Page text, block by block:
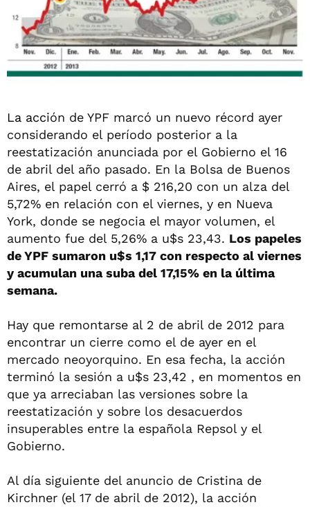
La acción de YPF marcó un nuevo récord ayer
considerando el período posterior a la
reestatización anunciada por el Gobierno el 16
de abril del año pasado. En la Bolsa de Buenos
Aires, el papel cerró a $ 216,20 con un alza del
5,72% en relación con el viernes, y en Nueva
York, donde se negocia el mayor volumen, el
aumento fue del 5,26% a u$s 23,43. Los papeles
de YPF sumaron u$s 1,17 con respecto al viernes
y acumulan una suba del 17,15% en la última
semana.
Hay que remontarse al 2 de abril de 2012 para
encontrar un cierre como el de ayer en el
mercado neoyorquino. En esa fecha, la acción
terminó la sesión a u$s 23,42 , en momentos en
que ya arreciaban las versiones sobre la
reestatización y sobre los desacuerdos
insuperables entre la española Repsol y el
Gobierno.
Al día siguiente del anuncio de Cristina de
Kirchner (el 17 de abril de 2012), la acción